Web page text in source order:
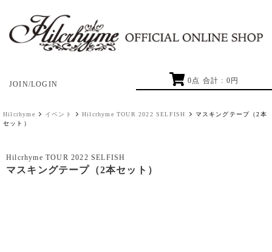
JOIN/LOGIN 0 点 合計 : 0円
Hilcrhyme イベント Hilcrhyme TOUR 2022 SELFISH
マスキングテープ（2本
セット）
Hilcrhyme TOUR 2022 SELFISH
マスキングテープ（2本セット）